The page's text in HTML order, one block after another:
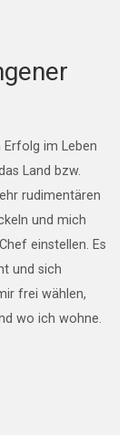
im Leben
Land bzw.
rudimentären
und mich
einstellen. Es
und sich
frei wählen,
wo ich wohne.